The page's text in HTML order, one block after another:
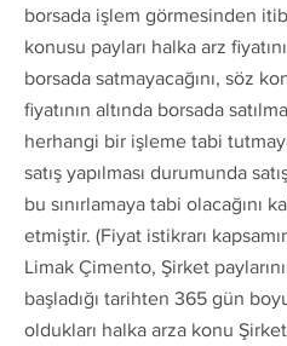
borsada işlem görmesinden
konusu payları halka arz
borsada satmayacağını, söz
fiyatının altında borsada
herhangi bir işleme tabi
satış yapılması durumunda
bu sınırlamaya tabi olacağını
etmiştir. (Fiyat istikrarı
Limak Çimento, Şirket
başladığı tarihten 365 gün
oldukları halka arza konu